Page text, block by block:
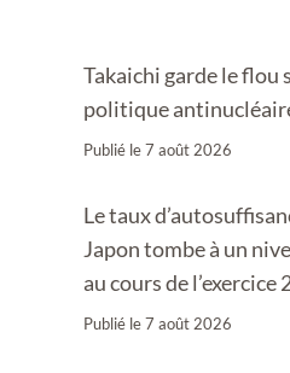
Takaichi garde le flou
politique
Publié le7 août 2026
Le taux
Japon tombe à un
au cours de l’exercice
Publié le7 août 2026